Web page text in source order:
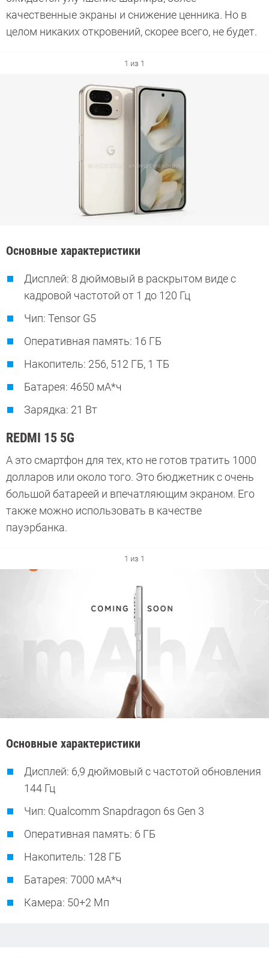
качественные экраны и снижение ценника. Но в
целом никаких откровений, скорее всего, не будет.
1 из 1
Основные характеристики
Дисплей: 8 дюймовый в раскрытом виде с
кадровой частотой от 1 до 120 Гц
Чип: Tensor G5
Оперативная память: 16 ГБ
Накопитель: 256, 512 ГБ, 1 ТБ
Батарея: 4650 мА*ч
Зарядка: 21 Вт
REDMI 15 5G
А это смартфон для тех, кто не готов тратить 1000
долларов или около того. Это бюджетник с очень
большой батареей и впечатляющим экраном. Его
также можно использовать в качестве
пауэрбанка.
1 из 1
Основные характеристики
Дисплей: 6,9 дюймовый с частотой обновления
144 Гц
Чип: Qualcomm Snapdragon 6s Gen 3
Оперативная память: 6 ГБ
Накопитель: 128 ГБ
Батарея: 7000 мА*ч
Камера: 50+2 Мп